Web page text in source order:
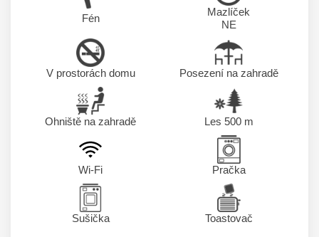
Fén
Mazlíček
NE
V prostorách domu Posezení na zahradě
Ohniště na zahradě Les 500 m
Wi-Fi Pračka
Sušička Toastovač